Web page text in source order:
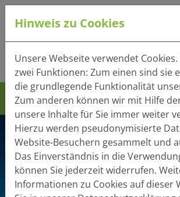
Tel.:+49 (0) 41 32 - 220
Mail:info(at)heger-
Hinweis zu Cookies
Unsere Webseite verwendet
zwei Funktionen: Zum einen sind sie
die grundlegende Funktionalität
Zum anderen können wir mit Hilfe
unsere Inhalte für Sie immer weiter
Hierzu werden pseudonymisierte
Website-Besuchern gesammelt und
Das Einverständnis in die
können Sie jederzeit widerrufen.
Informationen zu Cookies auf dieser